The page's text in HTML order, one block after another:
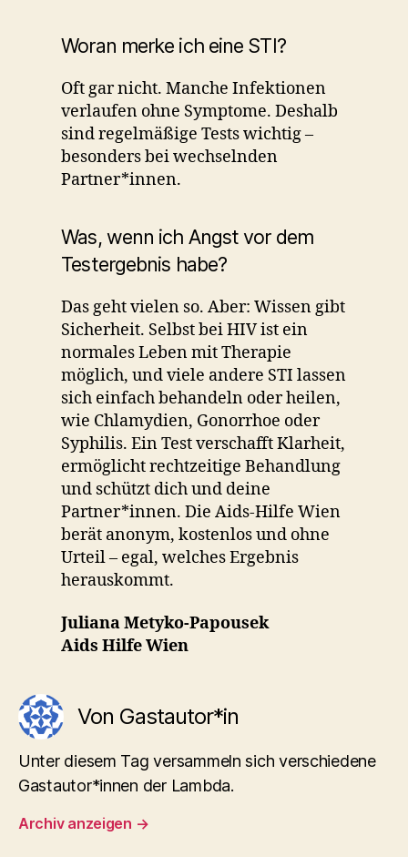
Woran merke ich eine STI?
Oft gar nicht. Manche Infektionen
verlaufen ohne Symptome. Deshalb
sind regelmäßige Tests wichtig –
besonders bei wechselnden
Partner*innen.
Was, wenn ich Angst vor dem
Testergebnis habe?
Das geht vielen so. Aber: Wissen gibt
Sicherheit. Selbst bei HIV ist ein
normales Leben mit Therapie
möglich, und viele andere STI lassen
sich einfach behandeln oder heilen,
wie Chlamydien, Gonorrhoe oder
Syphilis. Ein Test verschafft Klarheit,
ermöglicht rechtzeitige Behandlung
und schützt dich und deine
Partner*innen. Die Aids-Hilfe Wien
berät anonym, kostenlos und ohne
Urteil – egal, welches Ergebnis
herauskommt.
Juliana Metyko-Papousek
Aids Hilfe Wien
Von Gastautor*in
Unter diesem Tag versammeln sich verschiedene
Gastautor*innen der Lambda.
Archiv anzeigen →